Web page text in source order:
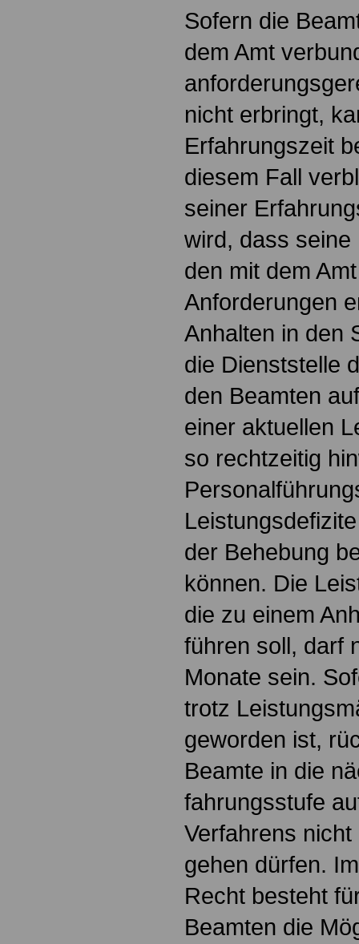
Sofern die
dem Amt
nicht erbringt,
Erfahrungszeit
diesem Fall
seiner
wird, dass
den mit dem
Anforderungen
Anhalten in den
die Dienststelle
den Beamten
einer aktuellen
so rechtzeitig
der Behebung
können. Die
die zu einem
führen soll, darf
Monate sein.
trotz
geworden ist,
Beamte in die
fahrungsstufe
Verfahrens
gehen dürfen.
Recht besteht
Beamten die